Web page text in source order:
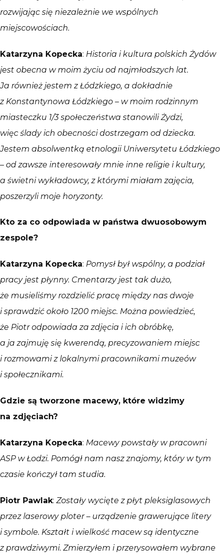
rozwijając się niezależnie we wspólnych
miejscowościach.
Katarzyna Kopecka: Historia i kultura polskich Żydów
jest obecna w moim życiu od najmłodszych lat.
Ja również jestem z Łódzkiego, a dokładnie
z Konstantynowa Łódzkiego – w moim rodzinnym
miasteczku 1/3 społeczeństwa stanowili Żydzi,
więc ślady ich obecności dostrzegam od dziecka.
Jestem absolwentką etnologii Uniwersytetu Łódzkiego
– od zawsze interesowały mnie inne religie i kultury,
a świetni wykładowcy, z którymi miałam zajęcia,
poszerzyli moje horyzonty.
Kto za co odpowiada w państwa dwuosobowym
zespole?
Katarzyna Kopecka: Pomysł był wspólny, a podział
pracy jest płynny. Cmentarzy jest tak dużo,
że musieliśmy rozdzielić pracę między nas dwoje
i sprawdzić około 1200 miejsc. Można powiedzieć,
że Piotr odpowiada za zdjęcia i ich obróbkę,
a ja zajmuję się kwerendą, precyzowaniem miejsc
i rozmowami z lokalnymi pracownikami muzeów
i społecznikami.
Gdzie są tworzone macewy, które widzimy
na zdjęciach?
Katarzyna Kopecka: Macewy powstały w pracowni
ASP w Łodzi. Pomógł nam nasz znajomy, który w tym
czasie kończył tam studia.
Piotr Pawlak: Zostały wycięte z płyt pleksiglasowych
przez laserowy ploter – urządzenie grawerujące litery
i symbole. Kształt i wielkość macew są identyczne
z prawdziwymi. Zmierzyłem i przerysowałem wybrane